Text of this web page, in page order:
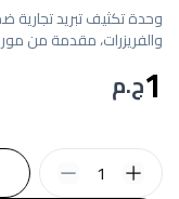
وحدة تكثيف تبريد تجارية
والفريزرات، مقدمة من
1ج.م
1